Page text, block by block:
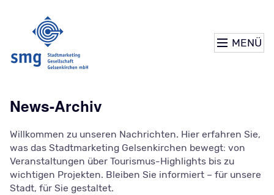
MENÜ
News-Archiv
Willkommen zu unseren Nachrichten. Hier erfahren Sie,
was das Stadtmarketing Gelsenkirchen bewegt: von
Veranstaltungen über Tourismus-Highlights bis zu
wichtigen Projekten. Bleiben Sie informiert – für unsere
Stadt, für Sie gestaltet.